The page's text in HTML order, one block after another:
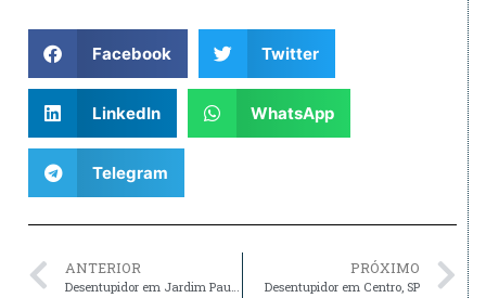
Facebook Twitter
LinkedIn WhatsApp
Telegram
ANTERIOR
Desentupidor em Jardim Paulista, SP
PRÓXIMO
Desentupidor em Centro, SP